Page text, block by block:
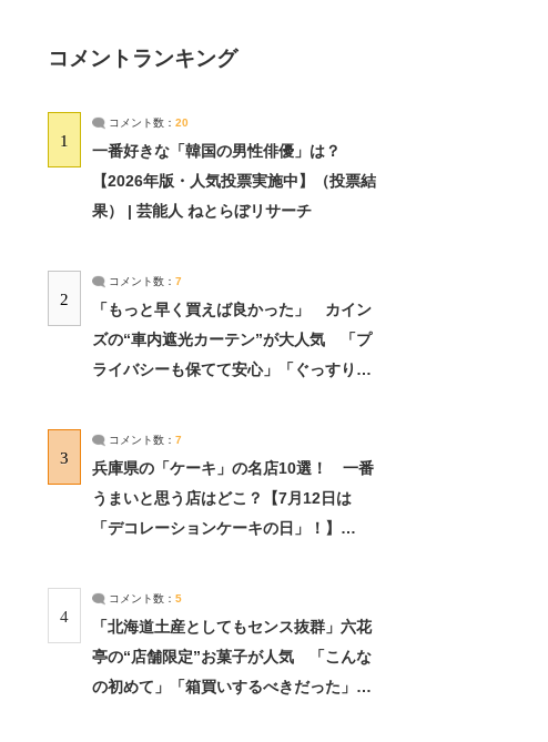
コメントランキング
1
コメント数： 20
一番好きな「韓国の男性俳優」は？
【2026年版・人気投票実施中】（投票結
果） | 芸能人 ねとらぼリサーチ
2
コメント数： 7
「もっと早く買えば良かった」 カイン
ズの“車内遮光カーテン”が大人気 「プ
ライバシーも保てて安心」「ぐっすり眠
3
コメント数： 7
兵庫県の「ケーキ」の名店10選！ 一番
うまいと思う店はどこ？【7月12日は
「デコレーションケーキの日」！】
4
コメント数： 5
「北海道土産としてもセンス抜群」六花
亭の“店舗限定”お菓子が人気 「こんな
の初めて」「箱買いするべきだった」